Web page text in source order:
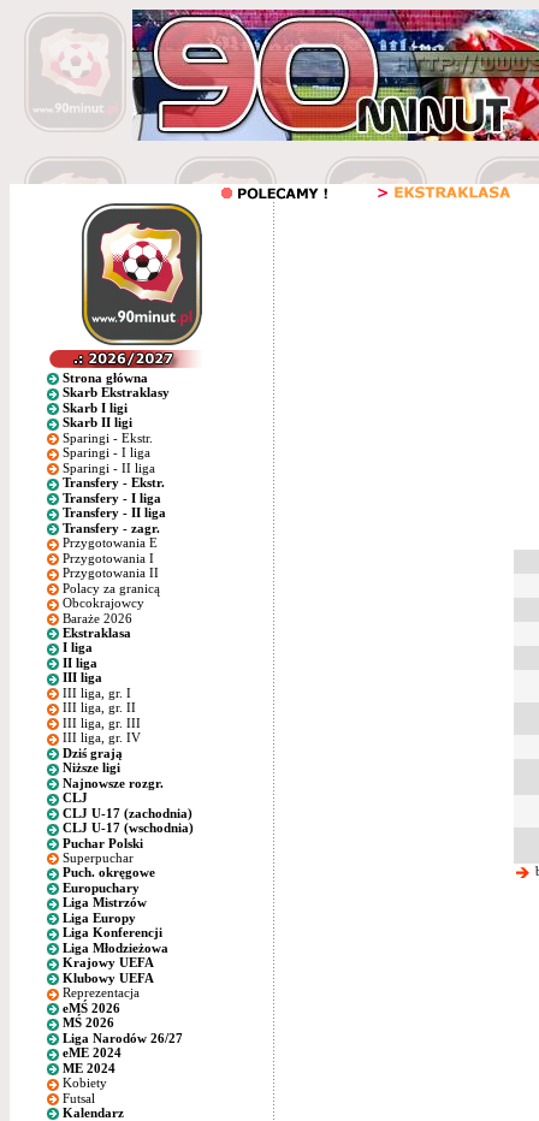
Strona główna
Skarb Ekstraklasy
Skarb I ligi
Skarb II ligi
Sparingi - Ekstr.
Sparingi - I liga
Sparingi - II liga
Transfery - Ekstr.
Transfery - I liga
Transfery - II liga
Transfery - zagr.
Przygotowania E
Przygotowania I
Przygotowania II
Polacy za granicą
Obcokrajowcy
Baraże 2026
Ekstraklasa
I liga
II liga
III liga
III liga, gr. I
III liga, gr. II
III liga, gr. III
III liga, gr. IV
Dziś grają
Niższe ligi
Najnowsze rozgr.
CLJ
CLJ U-17 (zachodnia)
CLJ U-17 (wschodnia)
Puchar Polski
Superpuchar
Puch. okręgowe
Europuchary
Liga Mistrzów
Liga Europy
Liga Konferencji
Liga Młodzieżowa
Krajowy UEFA
Klubowy UEFA
Reprezentacja
eMŚ 2026
MŚ 2026
Liga Narodów 26/27
eME 2024
ME 2024
Kobiety
Futsal
Kalendarz